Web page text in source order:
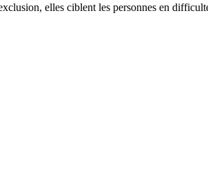
elles ciblent les personnes en